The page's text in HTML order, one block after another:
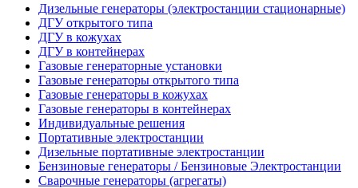
Дизельные генераторы (электростанции стационарные)
ДГУ открытого типа
ДГУ в кожухах
ДГУ в контейнерах
Газовые генераторные установки
Газовые генераторы открытого типа
Газовые генераторы в кожухах
Газовые генераторы в контейнерах
Индивидуальные решения
Портативные электростанции
Дизельные портативные электростанции
Бензиновые генераторы / Бензиновые Электростанции
Сварочные генераторы (агрегаты)